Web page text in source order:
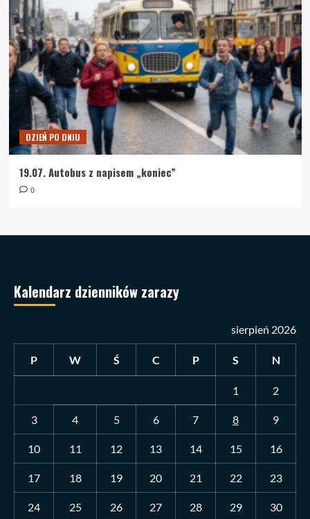
DZIEŃ PO DNIU
19.07. Autobus z napisem „koniec”
0
Kalendarz dzienników zarazy
sierpień 2026
P W Ś C P S N
1 2
3 4 5 6 7 8 9
10 11 12 13 14 15 16
17 18 19 20 21 22 23
24 25 26 27 28 29 30